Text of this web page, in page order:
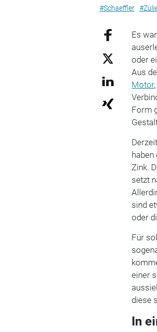
#Schaeffler
Es
oder
Aus
Motor,
Form
haben
Zink.
setzt
sind
oder
Für
einer
diese
In